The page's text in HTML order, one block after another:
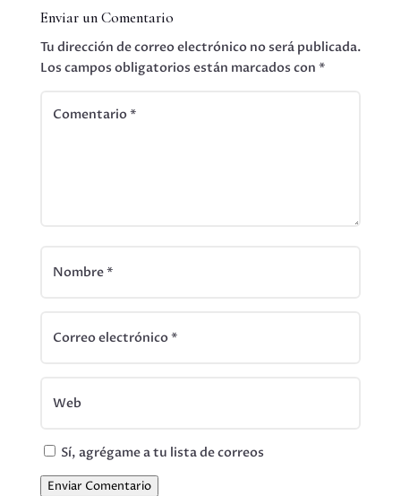
Enviar un Comentario
Tu dirección de correo electrónico no será publicada.
Los campos obligatorios están marcados con *
Sí, agrégame a tu lista de correos
Enviar Comentario